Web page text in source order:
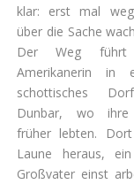
klar: erst mal
über die Sache
Der Weg
Amerikanerin in
schottisches
Dunbar, wo ihre
früher lebten.
Laune heraus,
Großvater einst